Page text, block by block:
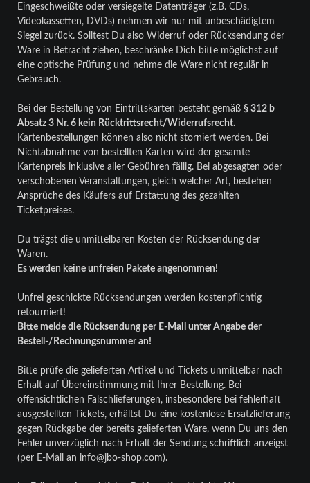
Eingeschweißte oder versiegelte Datenträger (z.B. CDs,
Videokassetten, DVDs) nehmen wir nur mit unbeschädigtem
Siegel zurück. Solltest Du also Widerruf oder Rücksendung der
Ware in Betracht ziehen, beschränke Dich bitte möglichst auf
eine optische Prüfung und nehme die Ware nicht regulär in
Gebrauch.
Bei der Bestellung von Eintrittskarten besteht gemäß § 312 b
Absatz 3 Nr. 6 kein Rücktrittsrecht/Widerrufsrecht.
Kartenbestellungen können also nicht storniert werden. Bei
Nichtabnahme von bestellten Karten wird der gesamte
Kartenpreis inklusive aller Gebühren fällig. Bei abgesagten oder
verschobenen Veranstaltungen, gleich welcher Art, bestehen
Ansprüche des Käufers auf Erstattung des gezahlten
Ticketpreises.
Du trägst die unmittelbaren Kosten der Rücksendung der
Waren.
Es werden keine unfreien Pakete angenommen!
Unfrei geschickte Rücksendungen werden kostenpflichtig
retourniert!
Bitte melde die Rücksendung per E-Mail unter Angabe der
Bestell-/Rechnungsnummer an!
Bitte prüfe die gelieferten Artikel und Tickets unmittelbar nach
Erhalt auf Übereinstimmung mit Ihrer Bestellung. Bei
offensichtlichen Falschlieferungen, insbesondere bei fehlerhaft
ausgestellten Tickets, erhältst Du eine kostenlose Ersatzlieferung
gegen Rückgabe der bereits gelieferten Ware, wenn Du uns den
Fehler unverzüglich nach Erhalt der Sendung schriftlich anzeigst
(per E-Mail an info@jbo-shop.com).